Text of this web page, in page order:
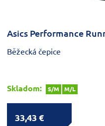
Asics Performance
Běžecká čepice
Skladom: S/M M/L
33,43 €